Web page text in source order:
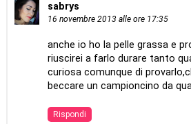
sabrys
16 novembre 2013 alle ore 17:35
anche io ho la pelle grassa e
riuscirei a farlo durare tanto
curiosa comunque di
beccare un campioncino da
Rispondi